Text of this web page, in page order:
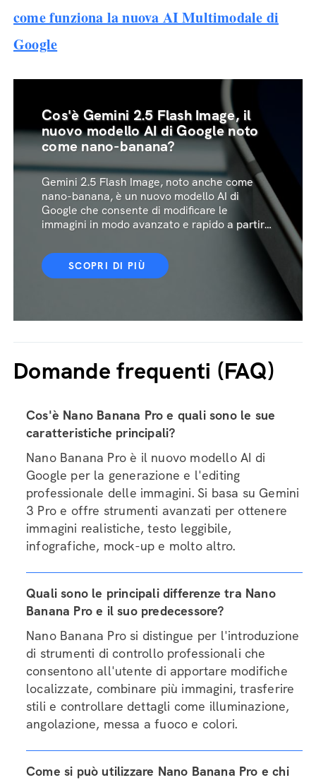
come funziona la nuova AI Multimodale di
Google
Cos'è Gemini 2.5 Flash Image, il
nuovo modello AI di Google noto
come nano-banana?
Gemini 2.5 Flash Image, noto anche come
nano-banana, è un nuovo modello AI di
Google che consente di modificare le
immagini in modo avanzato e rapido a partire
SCOPRI DI PIÙ
Domande frequenti (FAQ)
Cos'è Nano Banana Pro e quali sono le sue
caratteristiche principali?
Nano Banana Pro è il nuovo modello AI di
Google per la generazione e l'editing
professionale delle immagini. Si basa su Gemini
3 Pro e offre strumenti avanzati per ottenere
immagini realistiche, testo leggibile,
infografiche, mock-up e molto altro.
Quali sono le principali differenze tra Nano
Banana Pro e il suo predecessore?
Nano Banana Pro si distingue per l'introduzione
di strumenti di controllo professionali che
consentono all'utente di apportare modifiche
localizzate, combinare più immagini, trasferire
stili e controllare dettagli come illuminazione,
angolazione, messa a fuoco e colori.
Come si può utilizzare Nano Banana Pro e chi